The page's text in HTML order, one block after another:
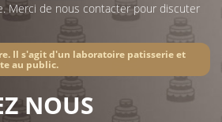
Merci de nous contacter pour discuter
Il s'agit d'un laboratoire patisserie et
au public.
NOUS